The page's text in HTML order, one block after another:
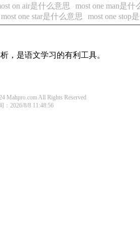
on air是什么意思 most one man是什
most one star是什么意思 most one stop
，是语文学习的有利工具。
Mahpro.com All Rights Reserved
：2026/8/8 11:48:56